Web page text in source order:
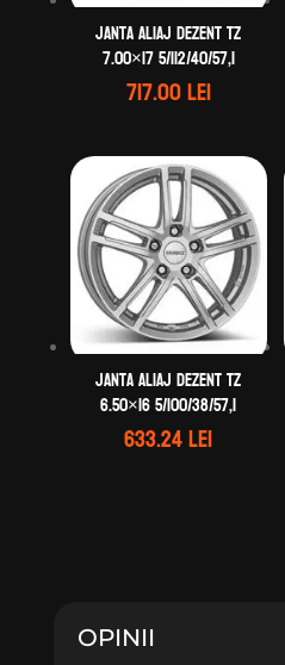
Janta aliaj DEZENT TZ
7.00×17 5/112/40/57,1
717.00lei
Janta aliaj DEZENT TZ
6.50×16 5/100/38/57,1
633.24lei
OPINII